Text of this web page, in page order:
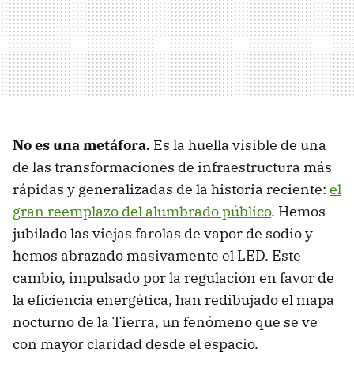
No es una metáfora. Es la huella visible de una
de las transformaciones de infraestructura más
rápidas y generalizadas de la historia reciente: el
gran reemplazo del alumbrado público. Hemos
jubilado las viejas farolas de vapor de sodio y
hemos abrazado masivamente el LED. Este
cambio, impulsado por la regulación en favor de
la eficiencia energética, han redibujado el mapa
nocturno de la Tierra, un fenómeno que se ve
con mayor claridad desde el espacio.